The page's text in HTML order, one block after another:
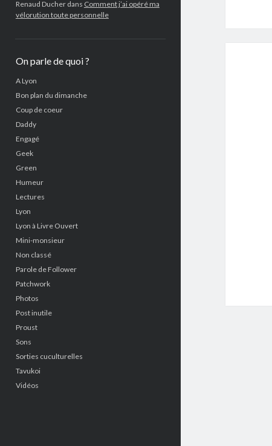
Renaud Ducherdans Comment j’ai opéré ma
vélorution toute personnelle
On parle de quoi ?
A Lyon
Bon plan du dimanche
Coup de coeur
Daddy
Engagé
Geek
Green
Humeur
Lectures
Lyon
Lyon à Livre Ouvert
Mini-monsieur
Non classé
Parole de Follower
Patchwork
Photos
Post inutile
Proust
Sons
Sorties cuculturelles
Tavukoi
Vidéos